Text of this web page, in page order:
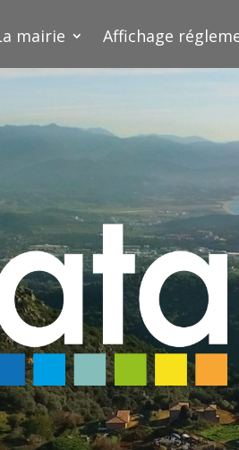
mairie Affichage